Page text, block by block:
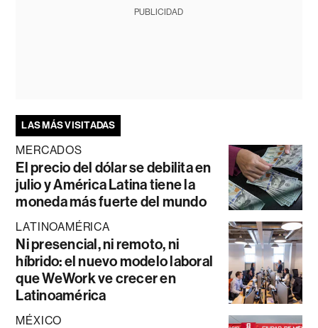
PUBLICIDAD
LAS MÁS VISITADAS
MERCADOS
El precio del dólar se debilita en
julio y América Latina tiene la
moneda más fuerte del mundo
LATINOAMÉRICA
Ni presencial, ni remoto, ni
híbrido: el nuevo modelo laboral
que WeWork ve crecer en
Latinoamérica
MÉXICO